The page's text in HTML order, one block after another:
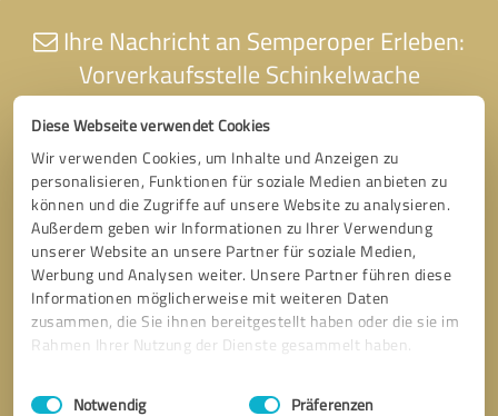
Diese Webseite verwendet Cookies
Wir verwenden Cookies, um Inhalte und Anzeigen zu
personalisieren, Funktionen für soziale Medien anbieten zu
können und die Zugriffe auf unsere Website zu analysieren.
Außerdem geben wir Informationen zu Ihrer Verwendung
unserer Website an unsere Partner für soziale Medien,
Werbung und Analysen weiter. Unsere Partner führen diese
Informationen möglicherweise mit weiteren Daten
zusammen, die Sie ihnen bereitgestellt haben oder die sie im
Rahmen Ihrer Nutzung der Dienste gesammelt haben.
Impressum Datenschutzbestimmungen
Einwilligungsauswahl
Notwendig Präferenzen
Ihre Nachricht an Semperoper Erleben:
Vorverkaufsstelle Schinkelwache